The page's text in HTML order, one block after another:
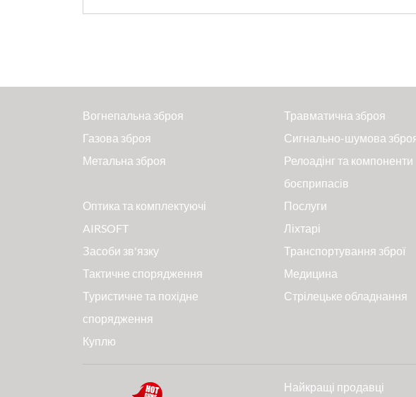
Вогнепальна зброя Травматична зброя
Газова зброя
Сигнально-шумова
Метальна зброя
Релоадінг та компоненти
боєприпасів
Оптика та комплектуючі Послуги
AIRSOFT
Ліхтарі
Засоби зв'язку
Транспортування зброї
Тактичне спорядження
Медицина
Туристичне та похідне
спорядження
Стрілецьке обладнання
Куплю
Найкращі продавці